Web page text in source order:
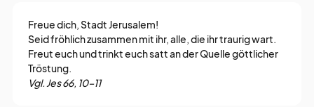
Freue dich, Stadt Jerusalem!
Seid fröhlich zusammen mit ihr, alle, die ihr traurig wart.
Freut euch und trinkt euch satt an der Quelle göttlicher
Tröstung.
Vgl. Jes 66, 10–11